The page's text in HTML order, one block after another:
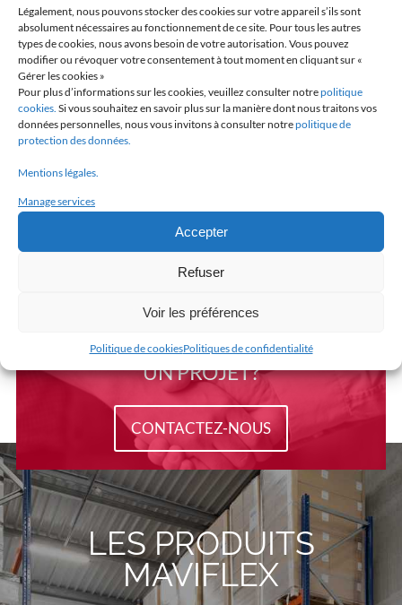
Légalement, nous pouvons stocker des cookies sur votre appareil s’ils sont
absolument nécessaires au fonctionnement de ce site. Pour tous les autres
types de cookies, nous avons besoin de votre autorisation. Vous pouvez
modifier ou révoquer votre consentement à tout moment en cliquant sur «
Gérer les cookies »
Pour plus d’informations sur les cookies, veuillez consulter notrepolitique
cookies. Si vous souhaitez en savoir plus sur la manière dont nous traitons vos
données personnelles, nous vous invitons à consulter notrepolitique de
protection des données.
Mentions légales.
Manage services
Accepter
Refuser
Voir les préférences
Politique de cookiesPolitiques de confidentialité
MAVIFLEX INNOVE EN R&D
EN SAVOIR +
EN SAVOIR +
UN BESOIN,
UN PROJET?
CONTACTEZ-NOUS
LES PRODUITS
MAVIFLEX